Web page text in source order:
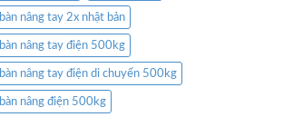
bàn nâng tay 2x nhật bản
bàn nâng tay điện 500kg
bàn nâng tay điện di chuyển 500kg
bàn nâng điện 500kg